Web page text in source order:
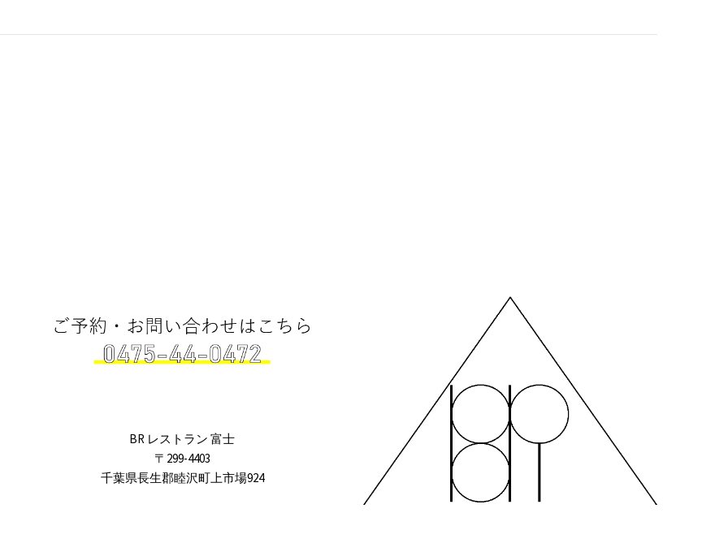
BR レストラン 富士
〒299-4403
千葉県長生郡睦沢町上市場924